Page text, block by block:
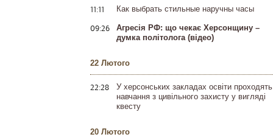
11:11 Как выбрать стильные наручны часы
09:26
Агресія РФ: що чекає Херсонщину –
думка політолога (відео)
22 Лютого
22:28
У херсонських закладах освіти проходять
навчання з цивільного захисту у вигляді
квесту
20 Лютого